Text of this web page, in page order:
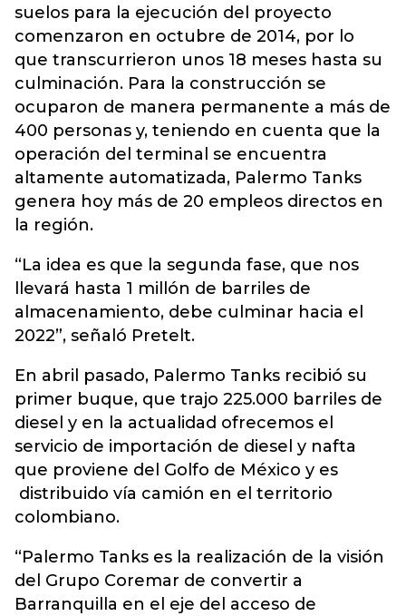
suelos para la ejecución del proyecto
comenzaron en octubre de 2014, por lo
que transcurrieron unos 18 meses hasta su
culminación. Para la construcción se
ocuparon de manera permanente a más de
400 personas y, teniendo en cuenta que la
operación del terminal se encuentra
altamente automatizada, Palermo Tanks
genera hoy más de 20 empleos directos en
la región.
“La idea es que la segunda fase, que nos
llevará hasta 1 millón de barriles de
almacenamiento, debe culminar hacia el
2022”, señaló Pretelt.
En abril pasado, Palermo Tanks recibió su
primer buque, que trajo 225.000 barriles de
diesel y en la actualidad ofrecemos el
servicio de importación de diesel y nafta
que proviene del Golfo de México y es
distribuido vía camión en el territorio
colombiano.
“Palermo Tanks es la realización de la visión
del Grupo Coremar de convertir a
Barranquilla en el eje del acceso de